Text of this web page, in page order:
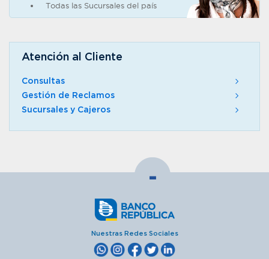
Todas las Sucursales del país
Atención al Cliente
Consultas
Gestión de Reclamos
Sucursales y Cajeros
-
Nuestras Redes Sociales